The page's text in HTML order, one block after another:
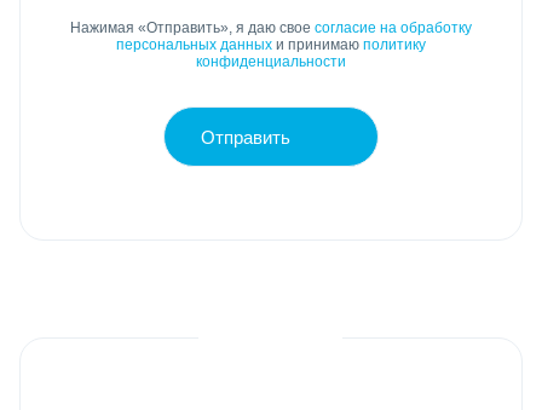
Нажимая «Отправить», я даю свое согласие на обработку
персональных данных и принимаю политику
конфиденциальности
Отправить